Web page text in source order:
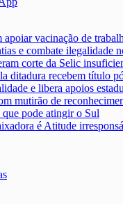
vacinação de
e combate ilegalidade
corte da Selic
ditadura recebem título
e libera apoios
mutirão de
pode atingir o Sul
é Atitude